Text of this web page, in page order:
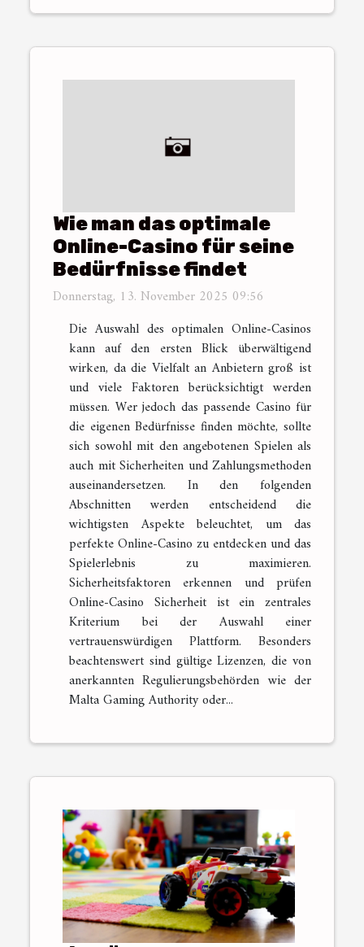
Wie man das optimale
Online-Casino für seine
Bedürfnisse findet
Donnerstag, 13. November 2025 09:56
Die Auswahl des optimalen Online-Casinos
kann auf den ersten Blick überwältigend
wirken, da die Vielfalt an Anbietern groß ist
und viele Faktoren berücksichtigt werden
müssen. Wer jedoch das passende Casino für
die eigenen Bedürfnisse finden möchte, sollte
sich sowohl mit den angebotenen Spielen als
auch mit Sicherheiten und Zahlungsmethoden
auseinandersetzen. In den folgenden
Abschnitten werden entscheidend die
wichtigsten Aspekte beleuchtet, um das
perfekte Online-Casino zu entdecken und das
Spielerlebnis zu maximieren.
Sicherheitsfaktoren erkennen und prüfen
Online-Casino Sicherheit ist ein zentrales
Kriterium bei der Auswahl einer
vertrauenswürdigen Plattform. Besonders
beachtenswert sind gültige Lizenzen, die von
anerkannten Regulierungsbehörden wie der
Malta Gaming Authority oder...